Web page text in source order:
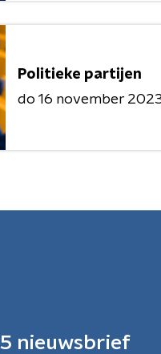
Politieke partijen
do 16 november
5 nieuwsbrief